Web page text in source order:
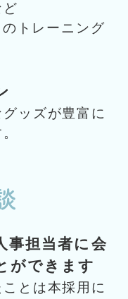
トレーニング
ッズが豊富に
事担当者に会
ができます
とは本採用に